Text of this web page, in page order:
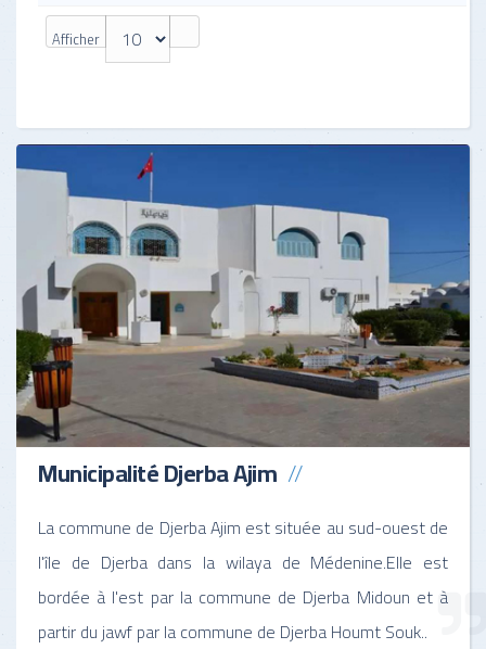
Afficher
Municipalité Djerba Ajim
La commune de Djerba Ajim est située au sud-ouest de
l'île de Djerba dans la wilaya de Médenine.Elle est
bordée à l'est par la commune de Djerba Midoun et à
partir du jawf par la commune de Djerba Houmt Souk..